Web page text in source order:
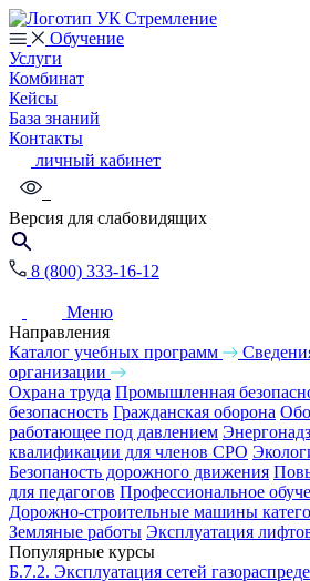
Обучение
Услуги
Комбинат
Кейсы
База знаний
Контакты
личный кабинет
Версия для слабовидящих
8 (800) 333-16-12
Меню
Направления
Каталог учебных программ
организации
Охрана труда Промышленная
безопасность Гражданская оборона
работающее под давлением
квалификации для членов СРО
Безопаность дорожного движения
для педагогов Профессиональное
Дорожно-строительные машины
Земляные работы Эксплуатация
Популярные курсы
Б.7.2. Эксплуатация сетей